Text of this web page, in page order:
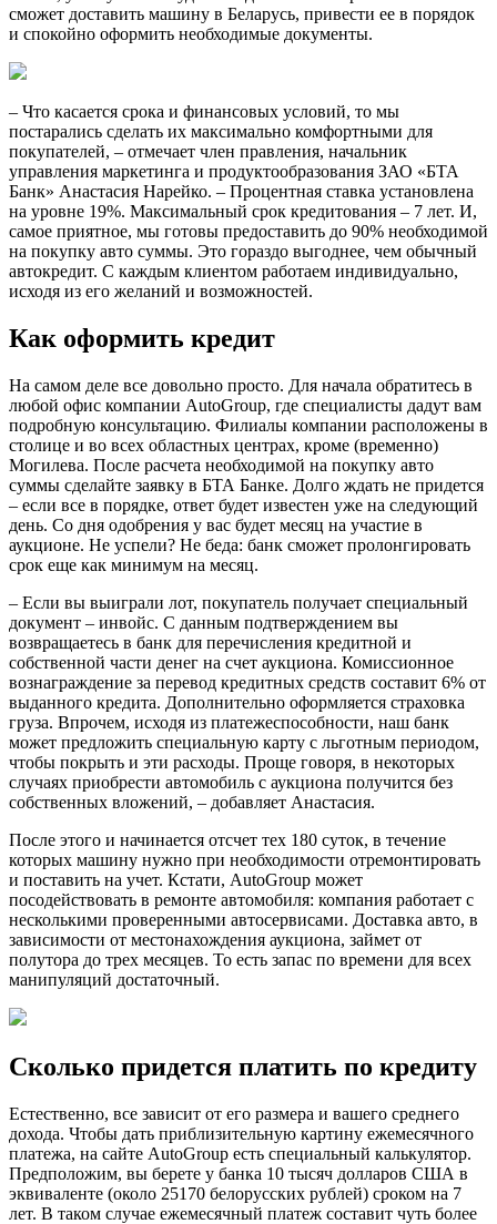
сможет доставить машину в Беларусь, привести ее в порядок
и спокойно оформить необходимые документы.
– Что касается срока и финансовых условий, то мы
постарались сделать их максимально комфортными для
покупателей, – отмечает член правления, начальник
управления маркетинга и продуктообразования ЗАО «БТА
Банк» Анастасия Нарейко. – Процентная ставка установлена
на уровне 19%. Максимальный срок кредитования – 7 лет. И,
самое приятное, мы готовы предоставить до 90% необходимой
на покупку авто суммы. Это гораздо выгоднее, чем обычный
автокредит. С каждым клиентом работаем индивидуально,
исходя из его желаний и возможностей.
Как оформить кредит
На самом деле все довольно просто. Для начала обратитесь в
любой офис компании AutoGroup, где специалисты дадут вам
подробную консультацию. Филиалы компании расположены в
столице и во всех областных центрах, кроме (временно)
Могилева. После расчета необходимой на покупку авто
суммы сделайте заявку в БТА Банке. Долго ждать не придется
– если все в порядке, ответ будет известен уже на следующий
день. Со дня одобрения у вас будет месяц на участие в
аукционе. Не успели? Не беда: банк сможет пролонгировать
срок еще как минимум на месяц.
– Если вы выиграли лот, покупатель получает специальный
документ – инвойс. С данным подтверждением вы
возвращаетесь в банк для перечисления кредитной и
собственной части денег на счет аукциона. Комиссионное
вознаграждение за перевод кредитных средств составит 6% от
выданного кредита. Дополнительно оформляется страховка
груза. Впрочем, исходя из платежеспособности, наш банк
может предложить специальную карту с льготным периодом,
чтобы покрыть и эти расходы. Проще говоря, в некоторых
случаях приобрести автомобиль с аукциона получится без
собственных вложений, – добавляет Анастасия.
После этого и начинается отсчет тех 180 суток, в течение
которых машину нужно при необходимости отремонтировать
и поставить на учет. Кстати, AutoGroup может
посодействовать в ремонте автомобиля: компания работает с
несколькими проверенными автосервисами. Доставка авто, в
зависимости от местонахождения аукциона, займет от
полутора до трех месяцев. То есть запас по времени для всех
манипуляций достаточный.
Сколько придется платить по кредиту
Естественно, все зависит от его размера и вашего среднего
дохода. Чтобы дать приблизительную картину ежемесячного
платежа, на сайте AutoGroup есть специальный калькулятор.
Предположим, вы берете у банка 10 тысяч долларов США в
эквиваленте (около 25170 белорусских рублей) сроком на 7
лет. В таком случае ежемесячный платеж составит чуть более